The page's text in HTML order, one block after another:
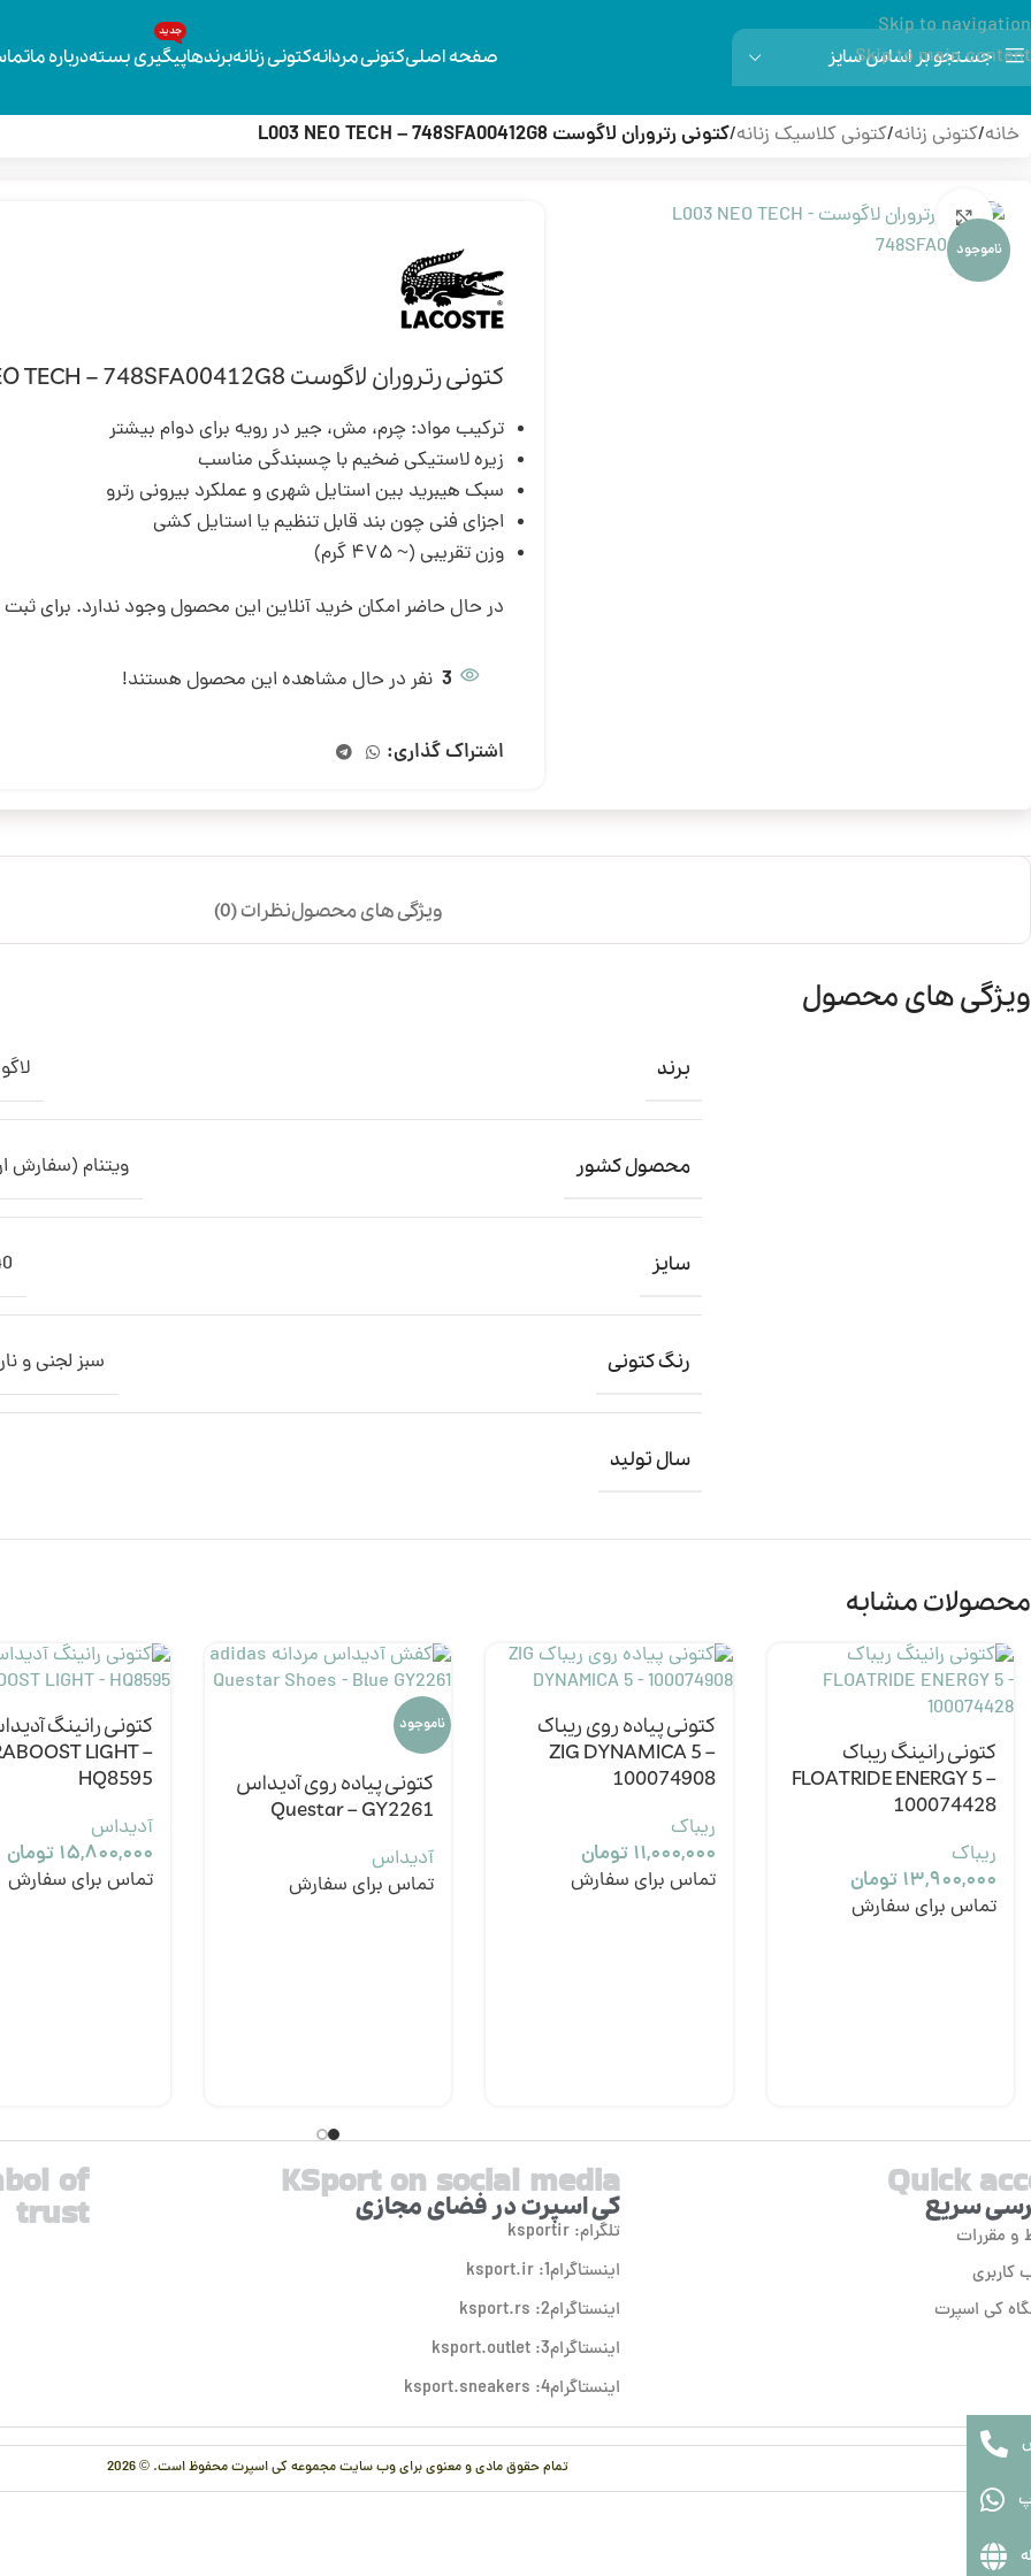
Skip to navigation
Skip to main content
جستجو بر اساس سایز صفحه اصلیکتونی مردانهکتونی زنانهبرندهاپیگیری بسته
جدید
درباره ما
خانه/کتونی زنانه/کتونی کلاسیک زنانه/کتونی رتروران لاگوست L003 NEO TECH – 748SFA00412G8
ناموجود
بزرگنمایی تصویر
کتونی رتروران لاگوست L003 NEO TECH – 748SFA00412G8
ترکیب مواد: چرم، مش، جیر در رویه برای دوام بیشتر
زیره لاستیکی ضخیم با چسبندگی مناسب
سبک هیبرید بین استایل شهری و عملکرد بیرونی رترو
اجزای فنی چون بند قابل تنظیم یا استایل کشی
وزن تقریبی (~ ۴۷۵ گرم)
در حال حاضر امکان خرید آنلاین این محصول وجود ندارد. برای
3 نفر در حال مشاهده این محصول هستند!
اشتراک گذاری:
ویژگی های محصولنظرات (0)
ویژگی های محصول
برند
محصول کشور ویتنام (سفارش
سایز
رنگ کتونی سبز لجنی و
سال تولید
محصولات مشابه
کتونی رانینگ ریباک
FLOATRIDE ENERGY 5 –
100074428
ریباک
۱۳,۹۰۰,۰۰۰تومان
تماس برای سفارش
کتونی پیاده روی ریباک
ZIG DYNAMICA 5 –
100074908
ریباک
۱۱,۰۰۰,۰۰۰ تومان
تماس برای سفارش
ناموجود
کتونی پیاده روی آدیداس
Questar – GY2261
آدیداس
تماس برای سفارش
کتونی رانینگ
LIGHT –
HQ8595
آدیداس
۱۵,۸۰۰,۰۰۰تومان
تماس برای سفارش
Quick
سریع
و مقررات
کاربری
کی اسپرت
KSport on social media
کی اسپرت در فضای مجازی
تلگرام: ksportir
اینستاگرام1: ksport.ir
اینستاگرام2: ksport.rs
اینستاگرام3: ksport.outlet
اینستاگرام4: ksport.sneakers
of
trust
تمام حقوق مادی و معنوی برای وب سایت مجموعه کی اسپرت محفوظ است. © 2026